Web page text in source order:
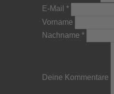
E-Mail *
Vorname
Nachname *
Deine Kommentare